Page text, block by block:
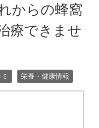
からの蜂窩
療できませ
栄養・健康情報